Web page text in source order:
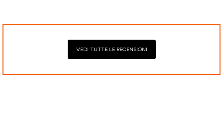
VEDI TUTTE LE RECENSIONI